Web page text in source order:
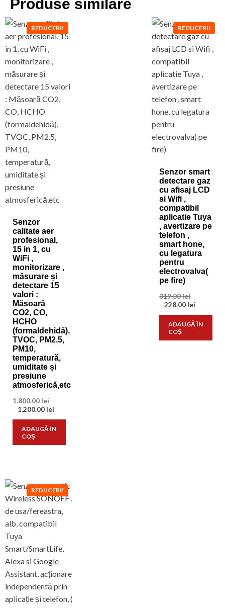
Produse similare
REDUCERI!
Senzor
calitate aer
profesional,
15 in 1, cu
WiFi ,
monitorizare ,
măsurare și
detectare 15
valori :
Măsoară
CO2, CO,
HCHO
(formaldehidă),
TVOC, PM2.5,
PM10,
temperatură,
umiditate și
presiune
atmosferică,etc
1.800.00leiPrețul
inițial
a
fost:
1.200.00 lei
curent
este:
ADAUGĂ ÎN
COȘ
REDUCERI!
Senzor smart
detectare gaz
cu afisaj LCD
si Wifi ,
compatibil
aplicatie Tuya
, avertizare pe
telefon ,
smart hone,
cu legatura
pentru
electrovalva(
pe fire)
319.00leiPrețul
inițial
a
fost:
228.00 lei
curent
este:
ADAUGĂ ÎN
COȘ
REDUCERI!